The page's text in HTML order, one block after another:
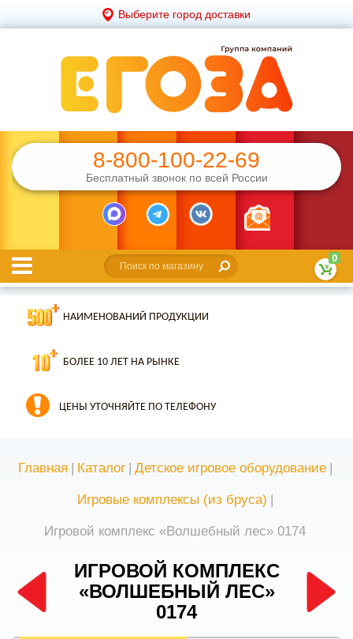
Выберите город доставки
8-800-100-22-69
Бесплатный звонок по всей России
0
НАИМЕНОВАНИЙ ПРОДУКЦИИ
БОЛЕЕ 10 ЛЕТ НА РЫНКЕ
ЦЕНЫ УТОЧНЯЙТЕ ПО ТЕЛЕФОНУ
Главная | Каталог | Детское игровое оборудование |
Игровые комплексы (из бруса) |
Игровой комплекс «Волшебный лес» 0174
ИГРОВОЙ КОМПЛЕКС
«ВОЛШЕБНЫЙ ЛЕС»
0174